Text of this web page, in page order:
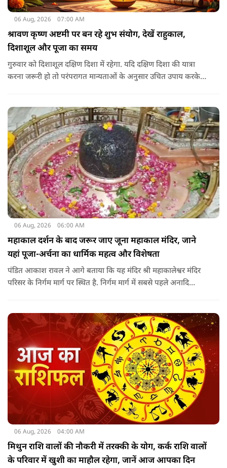
06 Aug, 2026 07:00 AM
श्रावण कृष्ण अष्टमी पर बन रहे शुभ संयोग, देखें राहुकाल,
दिशाशूल और पूजा का समय
गुरुवार को दिशाशूल दक्षिण दिशा में रहेगा. यदि दक्षिण दिशा की यात्रा
करना जरूरी हो तो परंपरागत मान्यताओं के अनुसार उचित उपाय करके
06 Aug, 2026 06:00 AM
महाकाल दर्शन के बाद जरूर जाए जूना महाकाल मंदिर, जाने
यहां पूजा-अर्चना का धार्मिक महत्व और विशेषता
पंडित आकाश रावल ने आगे बताया कि यह मंदिर श्री महाकालेश्वर मंदिर
परिसर के निर्गम मार्ग पर स्थित है. निर्गम मार्ग में सबसे पहले अनादि
06 Aug, 2026 04:00 AM
मिथुन राशि वालों की नौकरी में तरक्की के योग, कर्क राशि वालों
के परिवार में खुशी का माहौल रहेगा, जानें आज आपका दिन